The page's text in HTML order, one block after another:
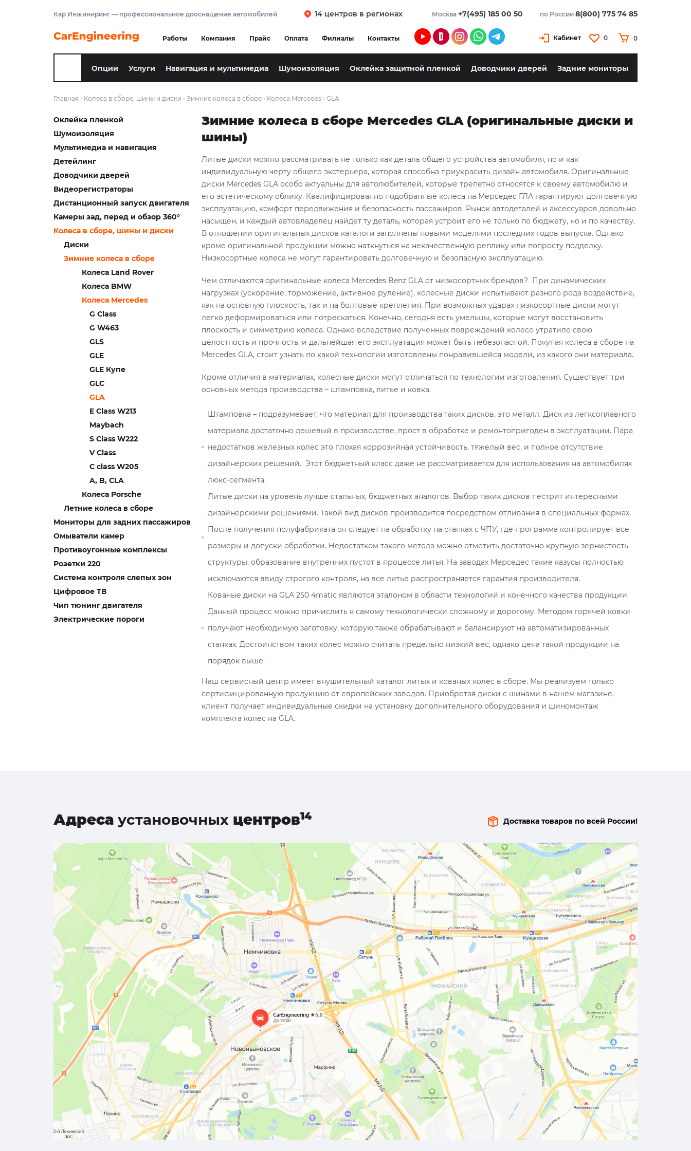
Кар Инжиниринг — профессиональное дооснащение автомобилей 14 центров в регионах Москва +7(495) 185 00 50 по России 8(800) 775 74 85
Работы Компания Прайс Оплата Филиалы Контакты Кабинет 0 0
Опции Услуги Навигация и мультимедиа Шумоизоляция Оклейка защитной пленкой Доводчики дверей Задние мониторы
Главная › Колеса в сборе, шины и диски › Зимние колеса в сборе › Колеса Mercedes › GLA
Оклейка пленкой
Шумоизоляция
Мультимедиа и навигация
Детейлинг
Доводчики дверей
Видеорегистраторы
Дистанционный запуск двигателя
Камеры зад, перед и обзор 360°
Колеса в сборе, шины и диски
Диски
Зимние колеса в сборе
Колеса Land Rover
Колеса BMW
Колеса Mercedes
G Class
G W463
GLS
GLE
GLE Купе
GLC
GLA
E Class W213
Maybach
S Class W222
V Class
C class W205
A, B, CLA
Колеса Porsche
Летние колеса в сборе
Мониторы для задних пассажиров
Омыватели камер
Противоугонные комплексы
Розетки 220
Система контроля слепых зон
Цифровое ТВ
Чип тюнинг двигателя
Электрические пороги
Зимние колеса в сборе Mercedes GLA (оригинальные диски и
шины)
Литые диски можно рассматривать не только как деталь общего устройства автомобиля, но и как
индивидуальную черту общего экстерьера, которая способна приукрасить дизайн автомобиля. Оригинальные
диски Mercedes GLA особо актуальны для автолюбителей, которые трепетно относятся к своему автомобилю и
его эстетическому облику. Квалифицированно подобранные колеса на Мерседес ГЛА гарантируют долговечную
эксплуатацию, комфорт передвижения и безопасность пассажиров. Рынок автодеталей и аксессуаров довольно
насыщен, и каждый автовладелец найдет ту деталь, которая устроит его не только по бюджету, но и по качеству.
В отношении оригинальных дисков каталоги заполнены новыми моделями последних годов выпуска. Однако
кроме оригинальной продукции можно наткнуться на некачественную реплику или попросту подделку.
Низкосортные колеса не могут гарантировать долговечную и безопасную эксплуатацию.
Чем отличаются оригинальные колеса Mercedes Benz GLA от низкосортных брендов? При динамических
нагрузках (ускорение, торможение, активное руление), колесные диски испытывают разного рода воздействие,
как на основную плоскость, так и на болтовые крепления. При возможных ударах низкосортные диски могут
легко деформироваться или потрескаться. Конечно, сегодня есть умельцы, которые могут восстановить
плоскость и симметрию колеса. Однако вследствие полученных повреждений колесо утратило свою
целостность и прочность, и дальнейшая его эксплуатация может быть небезопасной. Покупая колеса в сборе на
Mercedes GLA, стоит узнать по какой технологии изготовлены понравившейся модели, из какого они материала.
Кроме отличия в материалах, колесные диски могут отличаться по технологии изготовления. Существует три
основных метода производства – штамповка, литье и ковка.
Штамповка – подразумевает, что материал для производства таких дисков, это металл. Диск из легксоплавного
материала достаточно дешевый в производстве, прост в обработке и ремонтопригоден в эксплуатации. Пара
недостатков железных колес это плохая коррозийная устойчивость, тяжелый вес, и полное отсутствие
дизайнерских решений. Этот бюджетный класс даже не рассматривается для использования на автомобилях
люкс-сегмента.
Литые диски на уровень лучше стальных, бюджетных аналогов. Выбор таких дисков пестрит интересными
дизайнерскими решениями. Такой вид дисков производится посредством отливания в специальных формах.
После получения полуфабриката он следует на обработку на станках с ЧПУ, где программа контролирует все
размеры и допуски обработки. Недостатком такого метода можно отметить достаточно крупную зернистость
структуры, образование внутренних пустот в процессе литья. На заводах Мерседес такие казусы полностью
исключаются ввиду строгого контроля, на все литье распространяется гарантия производителя.
Кованые диски на GLA 250 4matic являются эталоном в области технологий и конечного качества продукции.
Данный процесс можно причислить к самому технологически сложному и дорогому. Методом горячей ковки
получают необходимую заготовку, которую также обрабатывают и балансируют на автоматизированных
станках. Достоинством таких колес можно считать предельно низкий вес, однако цена такой продукции на
порядок выше.
Наш сервисный центр имеет внушительный каталог литых и кованых колес в сборе. Мы реализуем только
сертифицированную продукцию от европейских заводов. Приобретая диски с шинами в нашем магазине,
клиент получает индивидуальные скидки на установку дополнительного оборудования и шиномонтаж
комплекта колес на GLA.
Адреса установочных центров Доставка товаров по всей России!